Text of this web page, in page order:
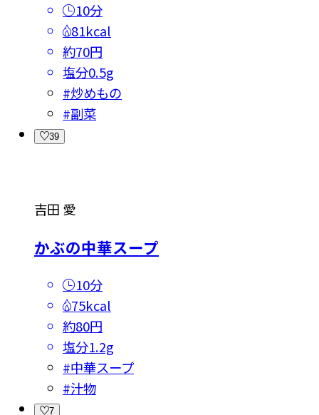
10分
81kcal
約70円
塩分0.5g
#炒めもの
#副菜
39
吉田 愛
かぶの中華スープ
10分
75kcal
約80円
塩分1.2g
#中華スープ
#汁物
7